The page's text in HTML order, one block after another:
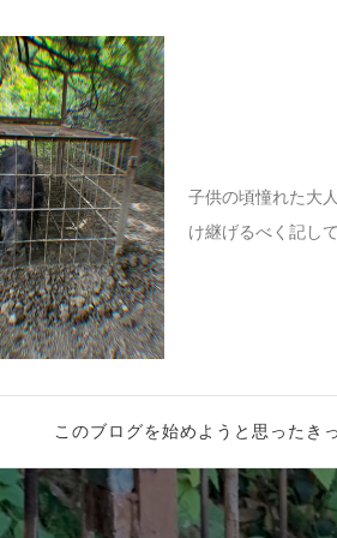
子供の頃憧れた大
け継げるべく記し
このブログを始めようと思ったき